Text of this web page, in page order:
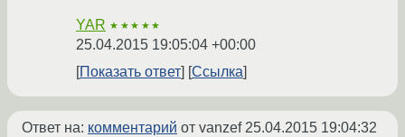
YAR ★★★★★
25.04.2015 19:05:04 +00:00
Показать ответ
Ссылка
Ответ на: комментарий от vanzef25.04.2015 19:04:32